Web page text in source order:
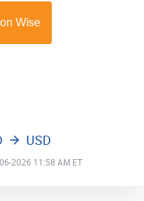
2026 11:58 AM ET
USD